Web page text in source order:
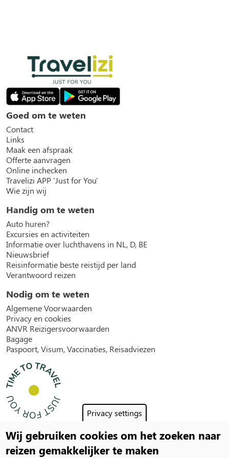
Privacy settings
Wij gebruiken cookies om het zoeken naar
reizen gemakkelijker te maken
Goed om te weten
Contact
Links
Maak een afspraak
Offerte aanvragen
Online inchecken
Travelizi APP 'Just for You'
Wie zijn wij
Handig om te weten
Auto huren?
Excursies en activiteiten
Informatie over luchthavens in NL, D, BE
Nieuwsbrief
Reisinformatie beste reistijd per land
Verantwoord reizen
Nodig om te weten
Algemene Voorwaarden
Privacy en cookies
ANVR Reizigersvoorwaarden
Bagage
Paspoort, Visum, Vaccinaties, Reisadviezen
Social